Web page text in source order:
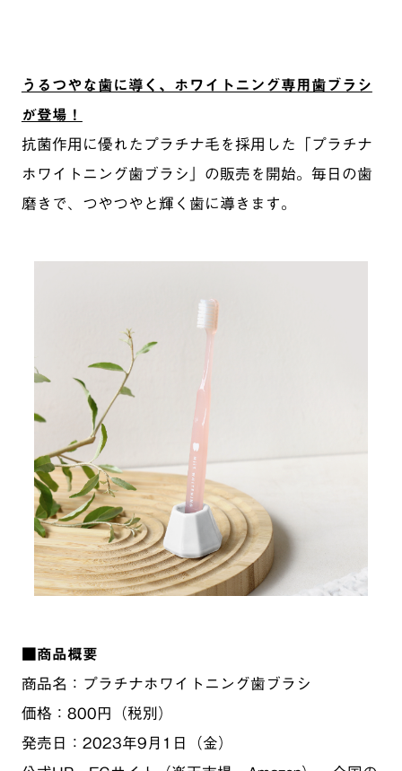
うるつやな歯に導く、ホワイトニング専用歯ブラシ
が登場！
抗菌作用に優れたプラチナ毛を採用した「プラチナ
ホワイトニング歯ブラシ」の販売を開始。毎日の歯
磨きで、つやつやと輝く歯に導きます。
■商品概要
商品名：プラチナホワイトニング歯ブラシ
価格：800円（税別）
発売日：2023年9月1日（金）